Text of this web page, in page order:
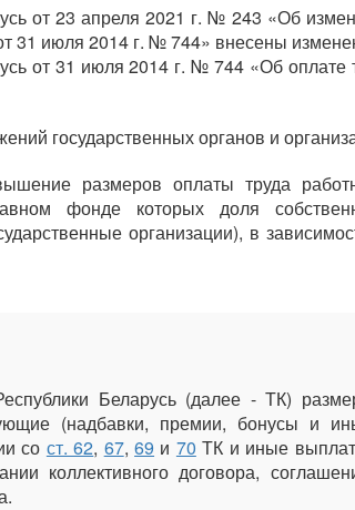
от 23 апреля 2021 г. № 243 «Об
31 июля 2014 г. № 744» внесены
от 31 июля 2014 г. № 744 «Об оплате
государственных органов и
размеров оплаты труда
фонде которых доля
организации), в
Беларусь (далее - ТК)
(надбавки, премии, бонусы и
со ст. 62, 67,69 и 70 ТК и иные
коллективного договора,